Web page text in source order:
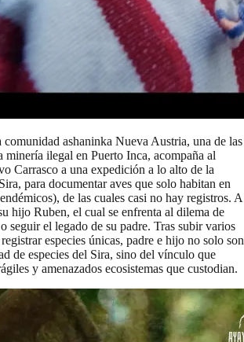
ashaninka Nueva Austria, una de las
minería ilegal en Puerto Inca, acompaña al
Carrasco a una expedición a lo alto de la
para documentar aves que solo habitan en
de las cuales casi no hay registros. A
hijo Ruben, el cual se enfrenta al dilema de
seguir el legado de su padre. Tras subir varios
especies únicas, padre e hijo no solo son
de especies del Sira, sino del vínculo que
y amenazados ecosistemas que custodian.